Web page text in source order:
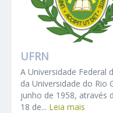
UFRN
A Universidade Federal
da Universidade do Rio
junho de 1958, através
18 de... Leia mais